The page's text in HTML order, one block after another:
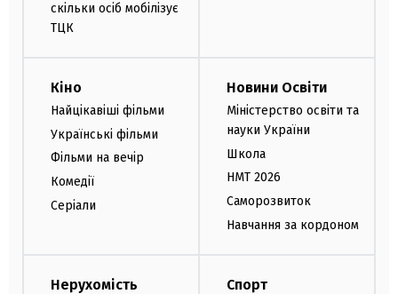
скільки осіб мобілізує
ТЦК
Кіно
Найцікавіші фільми
Українські фільми
Фільми на вечір
Комедії
Серіали
Новини Освіти
Міністерство освіти та
науки України
Школа
НМТ 2026
Саморозвиток
Навчання за кордоном
Нерухомість Спорт